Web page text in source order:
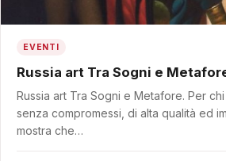
EVENTI
Russia art Tra Sogni e
Russia art Tra Sogni e Metafore. Per
senza compromessi, di alta qualità ed
mostra che…